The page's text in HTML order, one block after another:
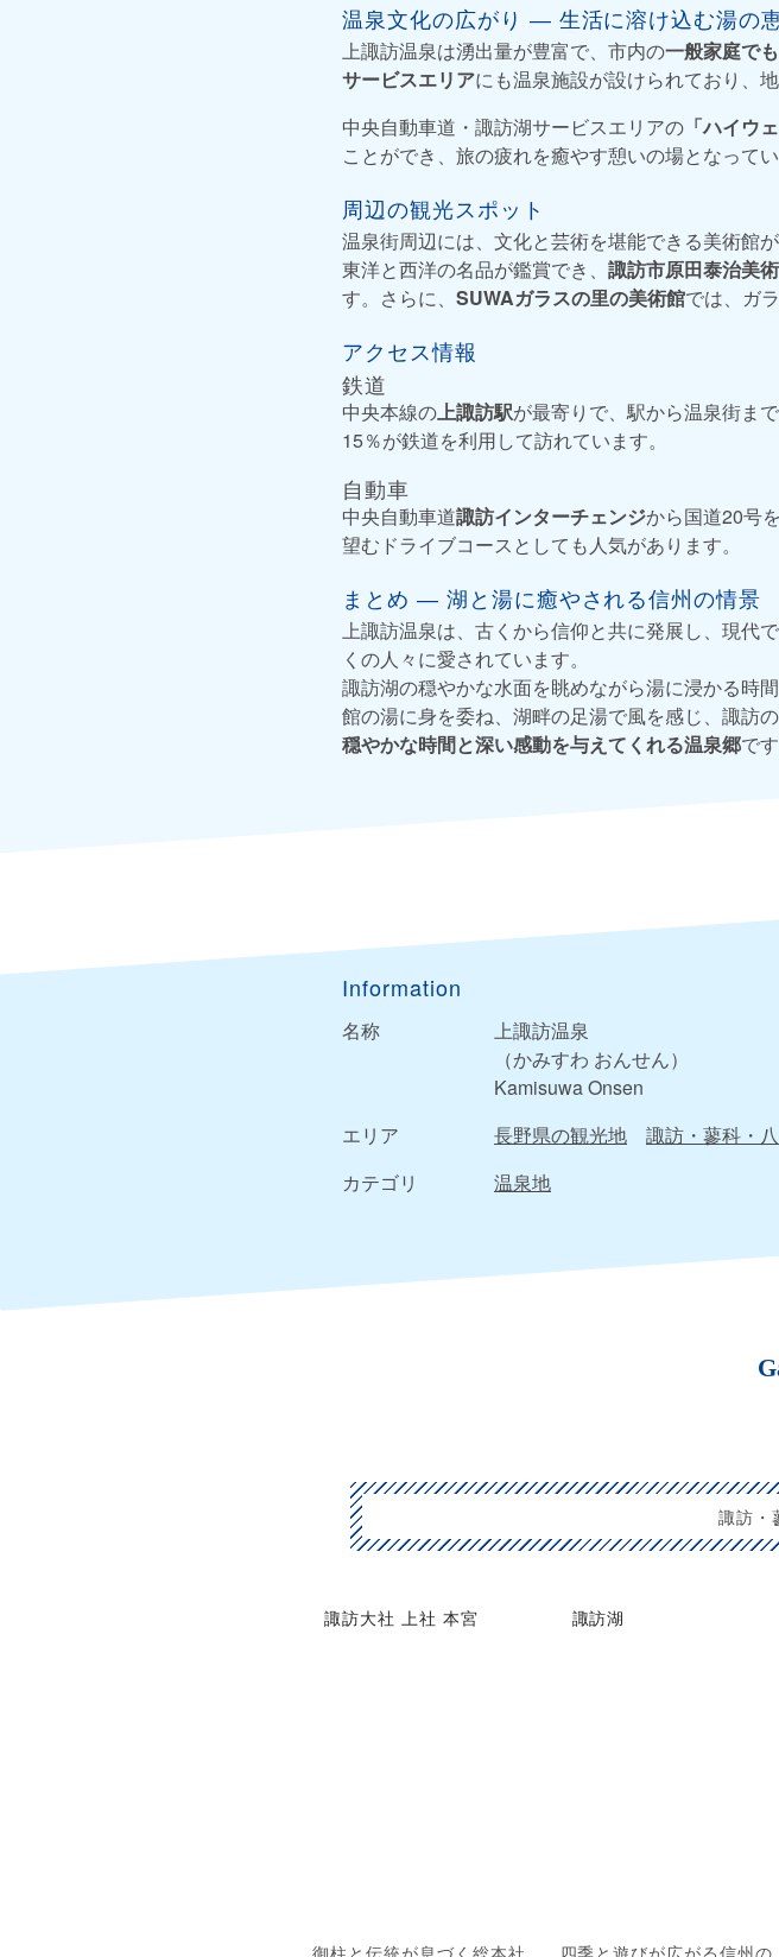
温泉文化の広がり ― 生活に溶け込む湯の
上諏訪温泉は湧出量が豊富で、市内の一般家庭で
サービスエリアにも温泉施設が設けられており、
中央自動車道・諏訪湖サービスエリアの 「ハイウ
ことができ、旅の疲れを癒やす憩いの場となってい
周辺の観光スポット
温泉街周辺には、文化と芸術を堪能できる美術館が
東洋と西洋の名品が鑑賞でき、 諏訪市原田泰治美
す。さらに、 SUWAガラスの里の美術館では、ガ
アクセス情報
鉄道
中央本線の上諏訪駅が最寄りで、駅から温泉街ま
15％が鉄道を利用して訪れています。
自動車
中央自動車道諏訪インターチェンジから国道20号
望むドライブコースとしても人気があります。
まとめ ― 湖と湯に癒やされる信州の情景
上諏訪温泉は、古くから信仰と共に発展し、現代
くの人々に愛されています。
諏訪湖の穏やかな水面を眺めながら湯に浸かる時
館の湯に身を委ね、湖畔の足湯で風を感じ、諏訪
穏やかな時間と深い感動を与えてくれる温泉郷です
Information
名称
上諏訪温泉
（かみすわ おんせん）
Kamisuwa Onsen
エリア
長野県の観光地
諏訪・蓼科・
カテゴリ
温泉地
諏訪・
諏訪大社 上社 本宮
御柱と伝統が息づく総本社
諏訪湖
四季と遊びが広がる信州の